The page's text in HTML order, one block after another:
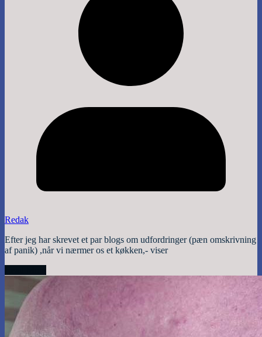
Redak
Efter jeg har skrevet et par blogs om udfordringer (pæn omskrivning
af panik) ,når vi nærmer os et køkken,- viser